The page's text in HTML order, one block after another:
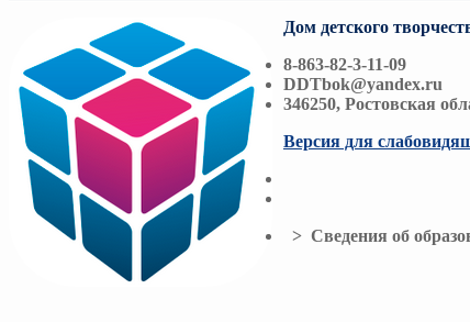
Дом детского
8-863-82-3-11-09
DDTbok@yandex.ru
346250, Ростовская
Версия для
> Сведения об